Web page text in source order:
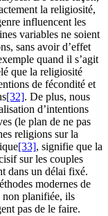
la religiosité,
influencent les
variables ne soient
sans avoir d’effet
quand il s’agit
que la religiosité
de fécondité et
[32]. De plus, nous
d’intentions
(le plan de ne pas
religions sur la
[33], signifie que la
sur les couples
dans un délai fixé.
modernes de
non planifiée, ils
pas de le faire.